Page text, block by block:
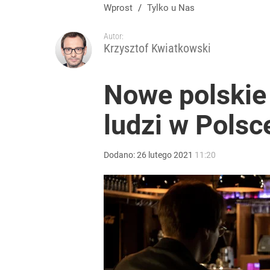
„Regularnie posługuje się językiem nienawiści”.
Wrze po roku Nawrockiego. „Największa hańba”
Wprost / Tylko u Nas
Autor:
Krzysztof Kwiatkowski
Nowe
ludzi w
Dodano:26 lutego2021 11:20